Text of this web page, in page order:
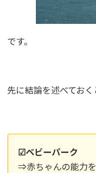
です。
先に結論を述べておく
☑ベビーパーク
⇒赤ちゃんの能力